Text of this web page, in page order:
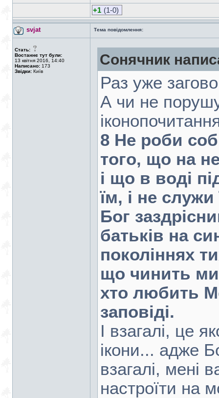
+1 (1-0)
svjat Тема повідомлення:
Стать:
Востаннє тут були:
13 квітня 2016, 14:40
Написано: 173
Звідки: Київ
Сонячник
Раз уже
А чи не
8 Не роби
того, що на
і що в воді
їм, і не
Бог
батьків на
поколіннях
що чинить
хто любить
заповіді.
І взагалі, це
ікони... адже
взагалі, мені
настроїти на